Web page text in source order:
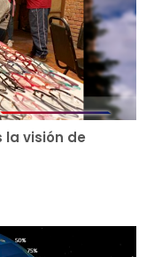
visión de